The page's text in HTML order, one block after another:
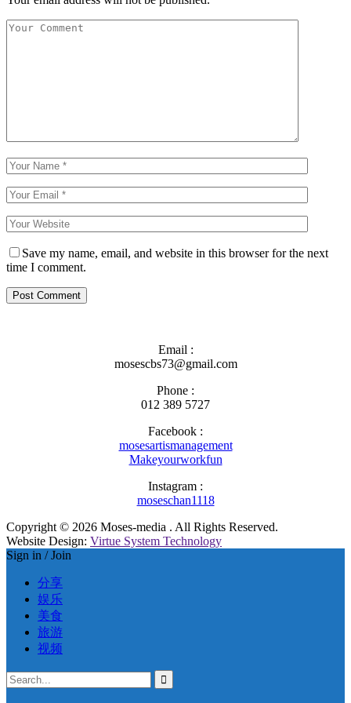
Save my name, email, and website in this browser for the next
time I comment.
Email :
mosescbs73@gmail.com
Phone :
012 389 5727
Facebook :
mosesartismanagement
Makeyourworkfun
Instagram :
moseschan1118
Copyright © 2026 Moses-media . All Rights Reserved.
Website Design: Virtue System Technology
Sign in / Join
分享
娱乐
美食
旅游
视频